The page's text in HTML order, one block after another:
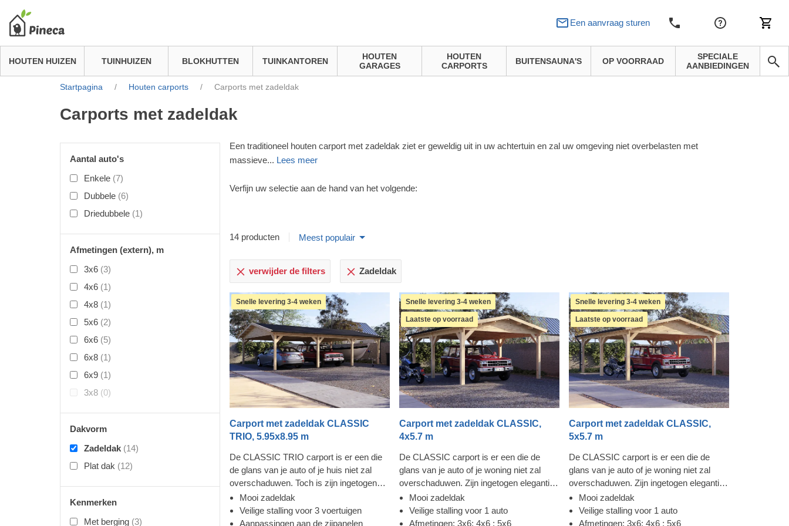
Een aanvraag sturen
HOUTEN HUIZEN TUINHUIZEN BLOKHUTTEN TUINKANTOREN
HOUTEN
GARAGES
HOUTEN
CARPORTS
BUITENSAUNA'S OP VOORRAAD
SPECIALE
AANBIEDINGEN
Startpagina / Houten carports / Carports met zadeldak
Carports met zadeldak
Aantal auto's
Enkele (7)
Dubbele (6)
Driedubbele (1)
Afmetingen (extern), m
3x6 (3)
4x6 (1)
4x8 (1)
5x6 (2)
6x6 (5)
6x8 (1)
6x9 (1)
3x8 (0)
Dakvorm
Zadeldak (14)
Plat dak (12)
Kenmerken
Met berging (3)
Een traditioneel houten carport met zadeldak ziet er geweldig uit in uw achtertuin en zal uw omgeving niet overbelasten met
massieve... Lees meer
Verfijn uw selectie aan de hand van het volgende:
14 producten Meest populair
verwijder de filters Zadeldak
Snelle levering 3-4 weken
Carport met zadeldak CLASSIC
TRIO, 5.95x8.95 m
De CLASSIC TRIO carport is er een die
de glans van je auto of je huis niet zal
overschaduwen. Toch is zijn ingetogen
elegantie erg aantrekkelijk, en het
vakmanschap – betrouwbaar. Je hebt
altijd snel toegang vanaf elke kant van de
Mooi zadeldak
Veilige stalling voor 3 voertuigen
Aanpassingen aan de zijpanelen
Snelle levering 3-4 weken
Laatste op voorraad
Carport met zadeldak CLASSIC,
4x5.7 m
De CLASSIC carport is er een die de
glans van je auto of je woning niet zal
overschaduwen. Zijn ingetogen elegantie
is echter zeer aantrekkelijk, en het
vakmanschap: betrouwbaar. Je hebt altijd
snel toegang vanaf elke kant van de auto
Mooi zadeldak
Veilige stalling voor 1 auto
Afmetingen: 3x6; 4x6 ; 5x6
Snelle levering 3-4 weken
Laatste op voorraad
Carport met zadeldak CLASSIC,
5x5.7 m
De CLASSIC carport is er een die de
glans van je auto of je woning niet zal
overschaduwen. Zijn ingetogen elegantie
is echter zeer aantrekkelijk, en het
vakmanschap: betrouwbaar. Je hebt altijd
snel toegang vanaf elke kant van de auto
Mooi zadeldak
Veilige stalling voor 1 auto
Afmetingen: 3x6; 4x6 ; 5x6